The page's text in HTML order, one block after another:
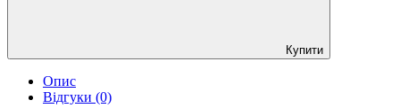
Купити
Опис
Відгуки (0)